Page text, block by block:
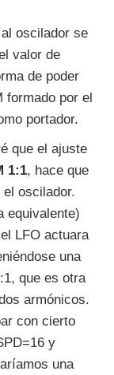
oscilador se
valor de
de poder
formado por el
portador.
que el ajuste
1:1, hace que
oscilador.
equivalente)
LFO actuara
una
que es otra
armónicos.
con cierto
y
una